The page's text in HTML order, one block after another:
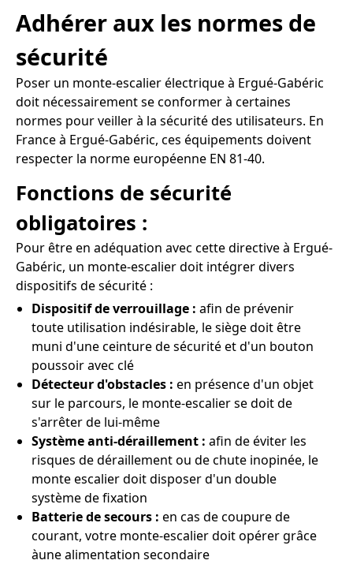
Adhérer aux les normes de
sécurité
Poser un monte-escalier électrique à Ergué-Gabéric
doit nécessairement se conformer à certaines
normes pour veiller à la sécurité des utilisateurs. En
France à Ergué-Gabéric, ces équipements doivent
respecter la norme européenne EN 81-40.
Fonctions de sécurité
obligatoires :
Pour être en adéquation avec cette directive à Ergué-
Gabéric, un monte-escalier doit intégrer divers
dispositifs de sécurité :
Dispositif de verrouillage : afin de prévenir
toute utilisation indésirable, le siège doit être
muni d'une ceinture de sécurité et d'un bouton
poussoir avec clé
Détecteur d'obstacles : en présence d'un objet
sur le parcours, le monte-escalier se doit de
s'arrêter de lui-même
Système anti-déraillement : afin de éviter les
risques de déraillement ou de chute inopinée, le
monte escalier doit disposer d'un double
système de fixation
Batterie de secours : en cas de coupure de
courant, votre monte-escalier doit opérer grâce
àune alimentation secondaire